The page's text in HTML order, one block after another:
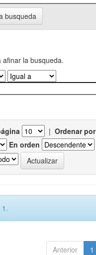
busqueda
afinar la busqueda.
| Ordenar por
En orden
Anterior 1